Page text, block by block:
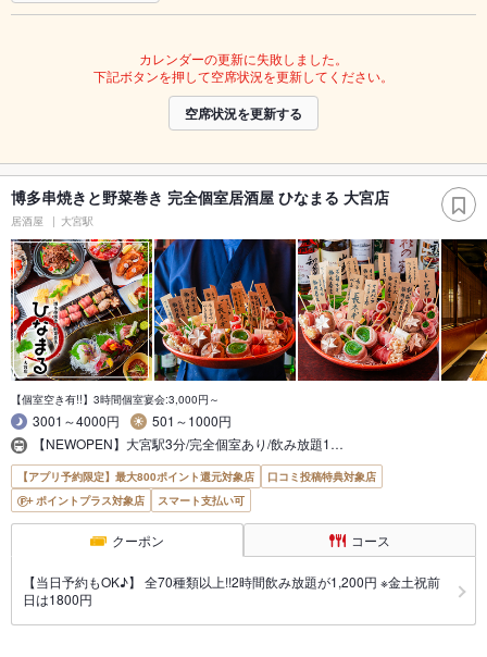
カレンダーの更新に失敗しました。
下記ボタンを押して空席状況を更新してください。
空席状況を更新する
博多串焼きと野菜巻き 完全個室居酒屋 ひなまる 大宮店
居酒屋 大宮駅
【個室空き有!!】3時間個室宴会:3,000円～
3001～4000円
501～1000円
【NEWOPEN】大宮駅3分/完全個室あり/飲み放題1…
【アプリ予約限定】最大800ポイント還元対象店
口コミ投稿特典対象店
ポイントプラス対象店
スマート支払い可
クーポン コース
【当日予約もOK♪】 全70種類以上!!2時間飲み放題が1,200円 ※金土祝前
日は1800円